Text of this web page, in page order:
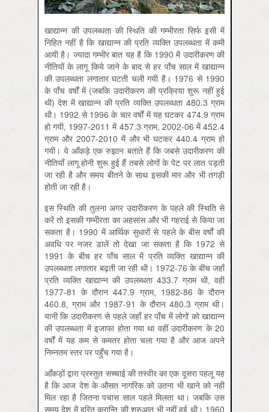
खाद्यान्न की उपलब्धता की स्थिति की गम्भीरता सिर्फ इसी में
निहित नहीं है कि खाद्यान्न की प्रति व्यक्ति उपलब्धता में कमी
आयी है। ज्यादा गम्भीर बात यह है कि 1990 में उदारीकरण की
नीतियों के लागू किये जाने के बाद से हर पाँच साल में खाद्यान्न
की उपलब्धता लगातार घटती चली गयी है। 1976 से 1990
के पाँच वर्षों में (जबकि उदारीकरण की प्रक्रिया शुरू नहीं हुई
थी) देश में खाद्यान्न की प्रति व्यक्ति उपलब्धता 480.3 ग्राम
थी। 1992 से 1996 के चार वर्षों में यह घटकर 474.9 ग्राम
हो गयी, 1997-2011 में 457.3 ग्राम, 2002-06 में 452.4
ग्राम और 2007-2010 में और भी घटकर 440.4 ग्राम हो
गयी। ये आँकड़े एक रुझान बताते हैं कि जबसे उदारीकरण की
नीतियाँ लागू होनी शुरू हुई हैं तबसे लोगों के पेट पर लात पड़ती
जा रही है और समय बीतने के साथ इसकी मार और भी तगड़ी
होती जा रही है।
इस स्थिति की तुलना अगर उदारीकरण के पहले की स्थिति से
करें तो इसकी गम्भीरता का अहसास और भी गहराई से किया जा
सकता है। 1990 में आर्थिक सुधारों से पहले के बीस वर्षों की
अवधि पर नजर डालें तो देखा जा सकता है कि 1972 से
1991 के बीच हर पाँच साल में प्रति व्यक्ति खाद्यान्न की
उपलब्धता लगातार बढ़ती जा रही थी। 1972-76 के बीच जहाँ
प्रति व्यक्ति खाद्यान्न की उपलब्धता 433.7 ग्राम थी, वहीं
1977-81 के दौरान 447.9 ग्राम, 1982-86 के दौरान
460.8, ग्राम और 1987-91 के दौरान 480.3 ग्राम थी।
यानी कि उदारीकरण से पहले जहाँ हर पाँच में लोगों को खाद्यान्न
की उपलब्धता में इजाफा होता गया था वहीं उदारीकरण के 20
वर्षों में यह कम से कमतर होता चला गया है और आज अपने
निम्नतम स्तर पर पहुँच गया है।
आँकड़ों द्वारा प्रस्तुत सच्चाई की तस्वीर का एक दूसरा पहलू यह
है कि आज देश के औसत नागरिक को उतना भी खाने को नहीं
मिल रहा है जितना पचास साल पहले मिलता था। जबकि उस
समय देश में हरित क्रान्ति की शुरुआत भी नहीं हुई थी। 1960